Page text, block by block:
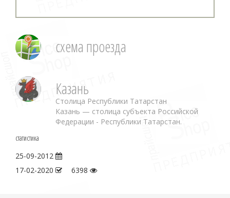
схема проезда
Казань
Столица Республики Татарстан
Казань — столица субъекта Российской
Федерации - Республики Татарстан.
статистика
25-09-2012
17-02-2020
6398